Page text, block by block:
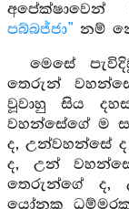
පබ්බජ්ජා” නම්
මෙසේ
තෙරුන්
වූවාහු සිය
වහන්සේගේ ම
ද, උන්වහන්සේ
ද, උන්
තෙරුන්ගේ ද,
යෝනක